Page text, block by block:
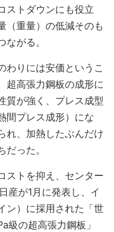
ストダウンにも役立
（重量）の低減そのも
がる。
りには安価というこ
超高張力鋼板の成形に
質が強く、プレス成型
間プレス成形）にな
れ、加熱したぶんだけ
った。
ストを抑え、センター
産が1月に発表し、イ
ン）に採用された「世
級の超高張力鋼板」